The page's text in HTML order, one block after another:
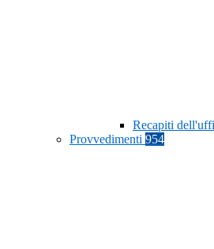
Recapiti
Provvedimenti 954